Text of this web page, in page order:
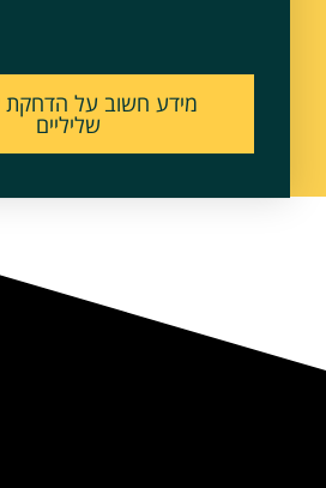
מידע חשוב על הדחקת
שליליים